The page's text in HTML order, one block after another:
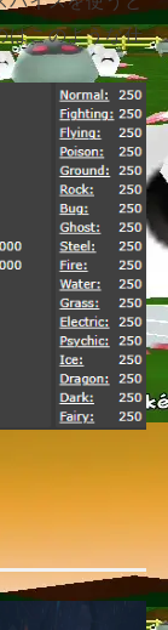
はこのような仕